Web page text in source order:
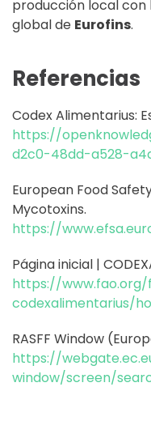
producción local
global de Eurofins.
Referencias
Codex Alimentarius:
https://
d2c0-48dd-a528-
European Food
Mycotoxins.
https://
Página inicial |
https://
codexalimentarius/
RASFF Window
https://
window/screen/